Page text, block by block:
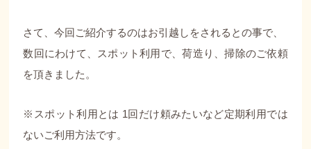
さて、今回ご紹介するのはお引越しをされるとの事で、
数回にわけて、スポット利用で、荷造り、掃除のご依頼
を頂きました。
※スポット利用とは 1回だけ頼みたいなど定期利用では
ないご利用方法です。